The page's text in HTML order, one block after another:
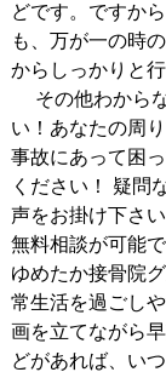
どです。ですか
も、万が一の時
からしっかりと
その他わから
い！あなたの周
事故にあって困
ください！ 疑問
声をお掛け下さ
無料相談が可
ゆめたか接骨院
常生活を過ごし
画を立てながら
どがあれば、い